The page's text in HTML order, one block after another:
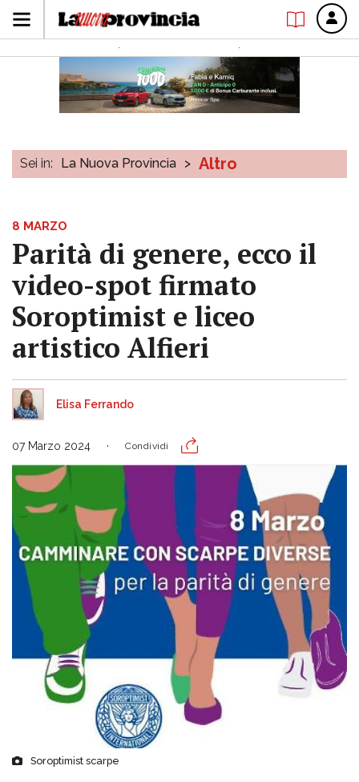
Sei in: La Nuova Provincia > Altro
8 MARZO
Parità di genere, ecco il
video-spot firmato
Soroptimist e liceo
artistico Alfieri
Elisa Ferrando
07 Marzo 2024 Condividi
Soroptimist scarpe